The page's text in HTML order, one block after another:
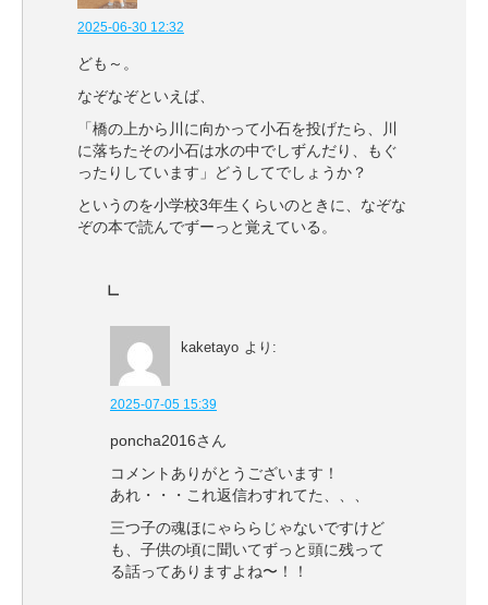
2025-06-30 12:32
ども～。
なぞなぞといえば、
「橋の上から川に向かって小石を投げたら、川
に落ちたその小石は水の中でしずんだり、もぐ
ったりしています」どうしてでしょうか？
というのを小学校3年生くらいのときに、なぞな
ぞの本で読んでずーっと覚えている。
kaketayo より:
2025-07-05 15:39
poncha2016さん
コメントありがとうございます！
あれ・・・これ返信わすれてた、、、
三つ子の魂ほにゃららじゃないですけど
も、子供の頃に聞いてずっと頭に残って
る話ってありますよね〜！！